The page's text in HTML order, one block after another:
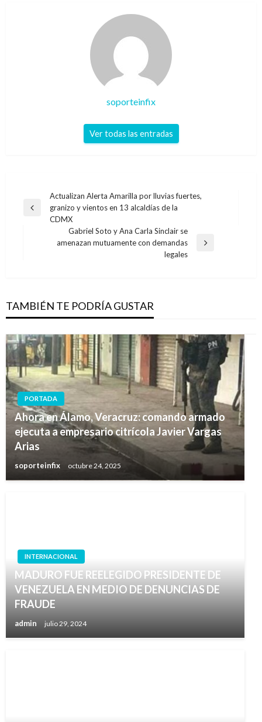
soporteinfix
Ver todas las entradas
Navegación
de
entradas
Entrada
Actualizan Alerta Amarilla por lluvias fuertes,
granizo y vientos en 13 alcaldías de la
CDMX
Entrada
Gabriel Soto y Ana Carla Sinclair se
amenazan mutuamente con demandas
legales
TAMBIÉN TE PODRÍA GUSTAR
PORTADA
Ahora en Álamo, Veracruz: comando armado
ejecuta a empresario citrícola Javier Vargas
Arias
soporteinfix octubre 24, 2025
INTERNACIONAL
MADURO FUE REELEGIDO PRESIDENTE DE
VENEZUELA EN MEDIO DE DENUNCIAS DE
FRAUDE
admin julio 29, 2024